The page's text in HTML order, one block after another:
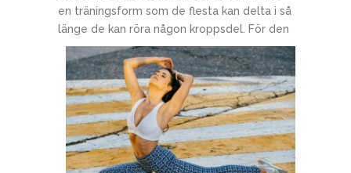
en träningsform som de flesta kan delta i så
länge de kan röra någon kroppsdel. För den